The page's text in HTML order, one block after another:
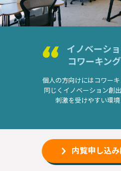
イノベーシ
コワーキン
個人の方向けにはコワーキ
同じくイノベーション創
刺激を受けやすい環境
内覧申し込